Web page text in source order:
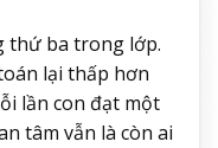
thứ ba trong lớp.
lại thấp hơn
lần con đạt một
tâm vẫn là còn ai